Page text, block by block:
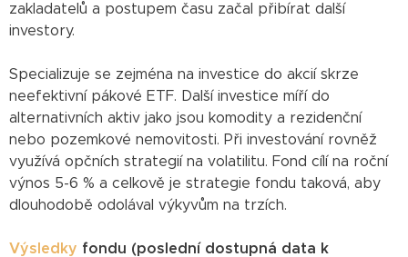
zakladatelů a postupem času začal přibírat další
investory.
Specializuje se zejména na investice do akcií skrze
neefektivní pákové ETF. Další investice míří do
alternativních aktiv jako jsou komodity a rezidenční
nebo pozemkové nemovitosti. Při investování rovněž
využívá opčních strategií na volatilitu. Fond cílí na roční
výnos 5-6 % a celkově je strategie fondu taková, aby
dlouhodobě odolával výkyvům na trzích.
Výsledky fondu (poslední dostupná data k